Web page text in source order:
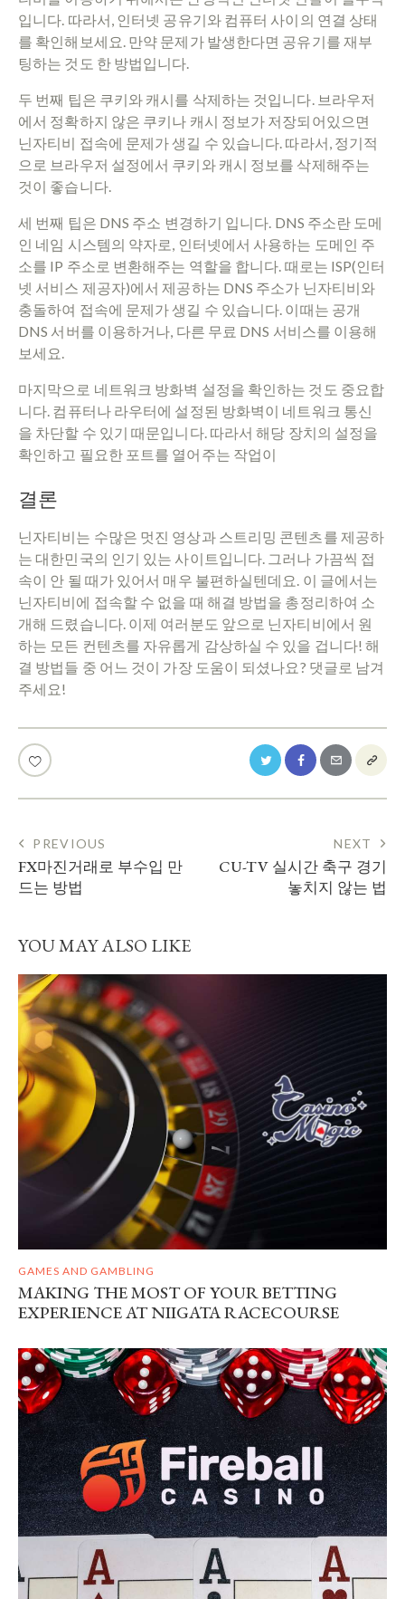
입니다. 따라서, 인터넷 공유기와 컴퓨터 사이의 연결 상태
를 확인해보세요. 만약 문제가 발생한다면 공유기를 재부
팅하는 것도 한 방법입니다.
두 번째 팁은 쿠키와 캐시를 삭제하는 것입니다. 브라우저
에서 정확하지 않은 쿠키나 캐시 정보가 저장되어있으면
닌자티비 접속에 문제가 생길 수 있습니다. 따라서, 정기적
으로 브라우저 설정에서 쿠키와 캐시 정보를 삭제해주는
것이 좋습니다.
세 번째 팁은 DNS 주소 변경하기 입니다. DNS 주소란 도메
인 네임 시스템의 약자로, 인터넷에서 사용하는 도메인 주
소를 IP 주소로 변환해주는 역할을 합니다. 때로는 ISP(인터
넷 서비스 제공자)에서 제공하는 DNS 주소가 닌자티비와
충돌하여 접속에 문제가 생길 수 있습니다. 이때는 공개
DNS 서버를 이용하거나, 다른 무료 DNS 서비스를 이용해
보세요.
마지막으로 네트워크 방화벽 설정을 확인하는 것도 중요합
니다. 컴퓨터나 라우터에 설정된 방화벽이 네트워크 통신
을 차단할 수 있기 때문입니다. 따라서 해당 장치의 설정을
확인하고 필요한 포트를 열어주는 작업이
결론
닌자티비는 수많은 멋진 영상과 스트리밍 콘텐츠를 제공하
는 대한민국의 인기 있는 사이트입니다. 그러나 가끔씩 접
속이 안 될 때가 있어서 매우 불편하실텐데요. 이 글에서는
닌자티비에 접속할 수 없을 때 해결 방법을 총정리하여 소
개해 드렸습니다. 이제 여러분도 앞으로 닌자티비에서 원
하는 모든 컨텐츠를 자유롭게 감상하실 수 있을 겁니다! 해
결 방법들 중 어느 것이 가장 도움이 되셨나요? 댓글로 남겨
주세요!
POST
NAVIGATION
PREVIOUS
FX마진거래로 부수입 만
드는 방법
NEXT
CU-TV 실시간 축구 경기
놓치지 않는 법
YOU MAY ALSO LIKE
GAMES AND GAMBLING
MAKING THE MOST OF YOUR BETTING
EXPERIENCE AT NIIGATA RACECOURSE